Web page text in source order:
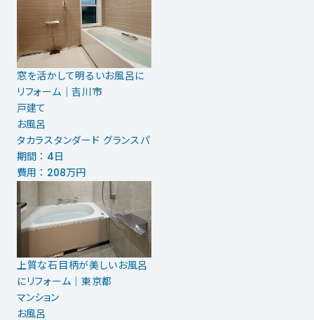
窓を活かして明るいお風呂に
リフォーム│吉川市
戸建て
お風呂
タカラスタンダード グランスパ
期間 ： 4日
費用 ： 208万円
上質な石目柄が美しいお風呂
にリフォーム｜東京都
マンション
お風呂